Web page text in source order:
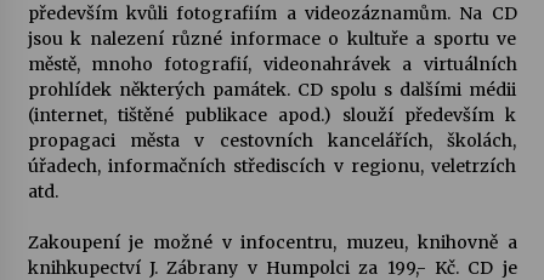
Letní koncerty ve Stromovce: Rufus Miller
22. 7. 2026
Vysočinka
17. 7. 2026
Ozvěny prázdnin
14. 7. 2026
především kvůli fotografiím a videozáznamům. Na CD
jsou k nalezení různé informace o kultuře a sportu ve
městě, mnoho fotografií, videonahrávek a virtuálních
prohlídek některých památek. CD spolu s dalšími médii
(internet, tištěné publikace apod.) slouží především k
propagaci města v cestovních kancelářích, školách,
úřadech, informačních střediscích v regionu, veletrzích
atd.
Zakoupení je možné v infocentru, muzeu, knihovně a
knihkupectví J. Zábrany v Humpolci za 199,- Kč. CD je